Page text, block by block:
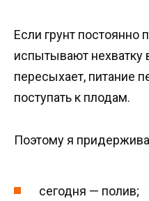
Если грунт постоянно
испытывают нехватку
пересыхает, питание
поступать к плодам.
Поэтому я
сегодня — полив;